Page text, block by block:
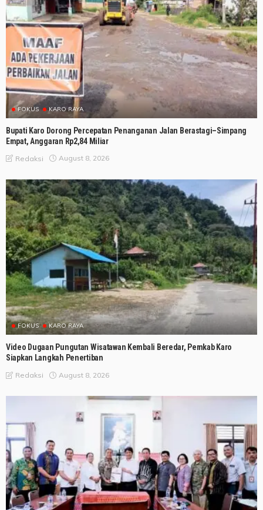
FOKUS KARO RAYA
Bupati Karo Dorong Percepatan Penanganan Jalan Berastagi–Simpang
Empat, Anggaran Rp2,84 Miliar
Redaksi August 8, 2026
FOKUS KARO RAYA
Video Dugaan Pungutan Wisatawan Kembali Beredar, Pemkab Karo
Siapkan Langkah Penertiban
Redaksi August 8, 2026